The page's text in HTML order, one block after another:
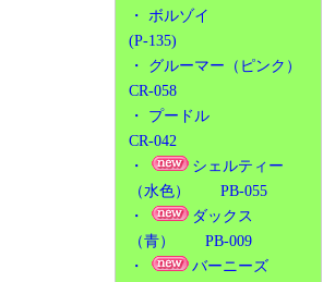
・ ボルゾイ
(P-135)
・ グルーマー（ピンク）
CR-058
・ プードル
CR-042
・
シェルティー
（水色） PB-055
・
ダックス
（青） PB-009
・
バーニーズ